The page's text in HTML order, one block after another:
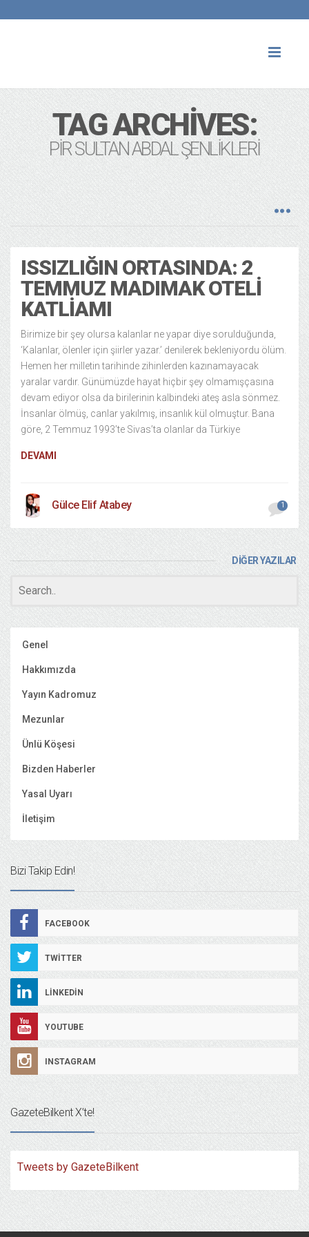
TAG ARCHIVES:
PIR SULTAN ABDAL ŞENLIKLERI
ISSIZLIĞIN ORTASINDA: 2
TEMMUZ MADIMAK OTELI
KATLIAMI
Birimize bir şey olursa kalanlar ne yapar diye sorulduğunda,
‘Kalanlar, ölenler için şiirler yazar.’ denilerek bekleniyordu ölüm.
Hemen her milletin tarihinde zihinlerden kazınamayacak
yaralar vardır. Günümüzde hayat hiçbir şey olmamışçasına
devam ediyor olsa da birilerinin kalbindeki ateş asla sönmez.
İnsanlar ölmüş, canlar yakılmış, insanlık kül olmuştur. Bana
göre, 2 Temmuz 1993’te Sivas’ta olanlar da Türkiye
DEVAMI
Gülce Elif Atabey 1
DİĞER YAZILAR
Genel
Hakkımızda
Yayın Kadromuz
Mezunlar
Ünlü Köşesi
Bizden Haberler
Yasal Uyarı
İletişim
Bizi Takip Edin!
FACEBOOK
TWITTER
LINKEDIN
YOUTUBE
INSTAGRAM
GazeteBilkent X’te!
Tweets by GazeteBilkent